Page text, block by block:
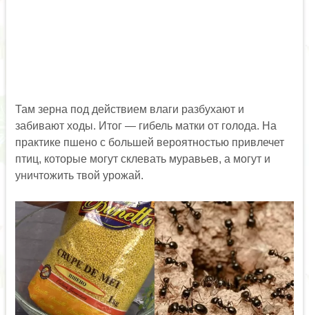
Там зерна под действием влаги разбухают и
забивают ходы. Итог — гибель матки от голода. На
практике пшено с большей вероятностью привлечет
птиц, которые могут склевать муравьев, а могут и
уничтожить твой урожай.